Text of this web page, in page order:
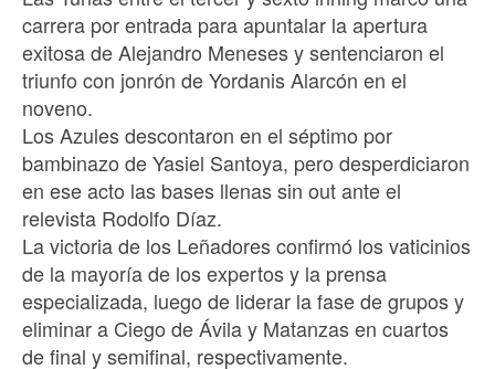
carrera por entrada para apuntalar la apertura
exitosa de Alejandro Meneses y sentenciaron el
triunfo con jonrón de Yordanis Alarcón en el
noveno.
Los Azules descontaron en el séptimo por
bambinazo de Yasiel Santoya, pero desperdiciaron
en ese acto las bases llenas sin out ante el
relevista Rodolfo Díaz.
La victoria de los Leñadores confirmó los vaticinios
de la mayoría de los expertos y la prensa
especializada, luego de liderar la fase de grupos y
eliminar a Ciego de Ávila y Matanzas en cuartos
de final y semifinal, respectivamente.